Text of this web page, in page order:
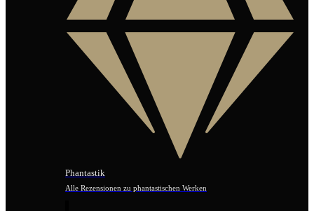
Phantastik
Alle Rezensionen zu phantastischen Werken